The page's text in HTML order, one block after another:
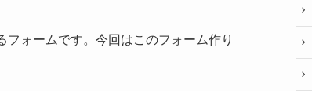
ォームです。今回はこのフォーム作り